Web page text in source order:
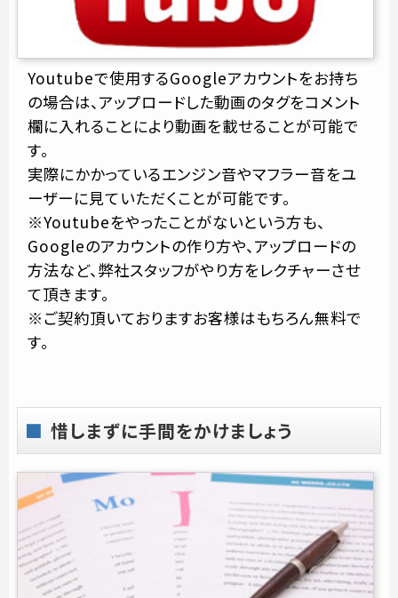
Youtubeで使用するGoogleアカウントをお持ち
の場合は、アップロードした動画のタグをコメント
欄に入れることにより動画を載せることが可能で
す。
実際にかかっているエンジン音やマフラー音をユ
ーザーに見ていただくことが可能です。
※Youtubeをやったことがないという方も、
Googleのアカウントの作り方や、アップロードの
方法など、弊社スタッフがやり方をレクチャーさせ
て頂きます。
※ご契約頂いておりますお客様はもちろん無料で
す。
惜しまずに手間をかけましょう